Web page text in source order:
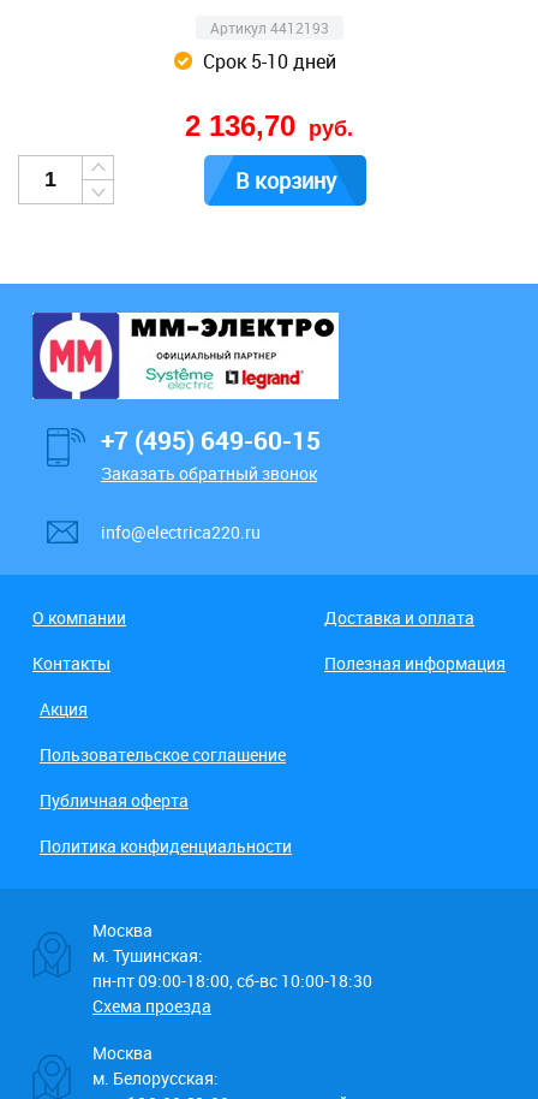
Артикул 4412193
Срок 5-10 дней
2 136,70 руб.
В корзину
+7 (495) 649-60-15
Заказать обратный звонок
info@electrica220.ru
О компании
Доставка и оплата
Контакты
Полезная информация
Акция
Пользовательское соглашение
Публичная оферта
Политика конфиденциальности
Москва
м. Тушинская:
пн-пт 09:00-18:00, сб-вс 10:00-18:30
Схема проезда
Москва
м. Белорусская: